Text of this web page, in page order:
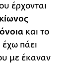
έρχονται
και το
έχω πάει
με έκαναν